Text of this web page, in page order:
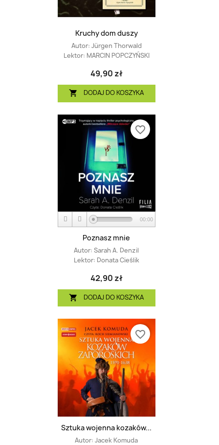
Kruchy dom duszy
Autor: Jürgen Thorwald
Lektor: MARCIN POPCZYŃSKI
49,90 zł
 DODAJ DO KOSZYKA
00:00
Poznasz mnie
Autor: Sarah A. Denzil
Lektor: Donata Cieślik
42,90 zł
 DODAJ DO KOSZYKA
favorite_border
Sztuka wojenna kozaków...
Autor: Jacek Komuda
favorite_border